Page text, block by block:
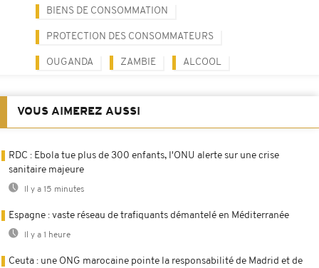
BIENS DE CONSOMMATION
PROTECTION DES CONSOMMATEURS
OUGANDA ZAMBIE ALCOOL
VOUS AIMEREZ AUSSI
RDC : Ebola tue plus de 300 enfants, l'ONU alerte sur une crise
sanitaire majeure
Il y a 15 minutes
Espagne : vaste réseau de trafiquants démantelé en Méditerranée
Il y a 1 heure
Ceuta : une ONG marocaine pointe la responsabilité de Madrid et de